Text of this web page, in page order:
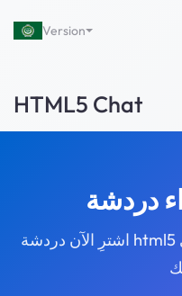
Version
HTML5 Chat
اشترِ الآن دردشة html5 لتضمينها في موقع الويب الحالي